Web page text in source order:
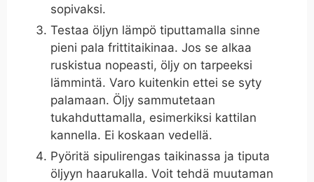
sopivaksi.
Testaa öljyn lämpö tiputtamalla sinne
pieni pala frittitaikinaa. Jos se alkaa
ruskistua nopeasti, öljy on tarpeeksi
lämmintä. Varo kuitenkin ettei se syty
palamaan. Öljy sammutetaan
tukahduttamalla, esimerkiksi kattilan
kannella. Ei koskaan vedellä.
Pyöritä sipulirengas taikinassa ja tiputa
öljyyn haarukalla. Voit tehdä muutaman